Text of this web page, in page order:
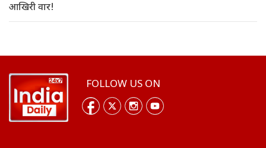
आखिरी वार!
FOLLOW US ON